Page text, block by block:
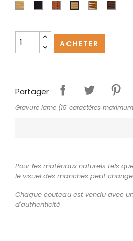
Buis EbèneGenévrier
OlivierPistachier
ACHETER
Partager
Gravure lame (15 caractères
Pour les matériaux naturels tels
le visuel des manches peut
Chaque couteau est vendu avec
d'authenticité